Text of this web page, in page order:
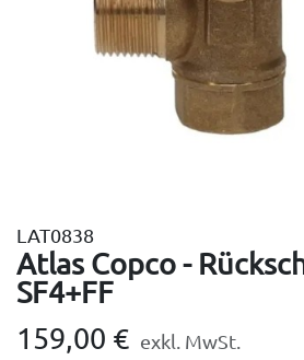
LAT0838
Atlas Copco -
SF4+FF
159,00 € exkl. MwSt.